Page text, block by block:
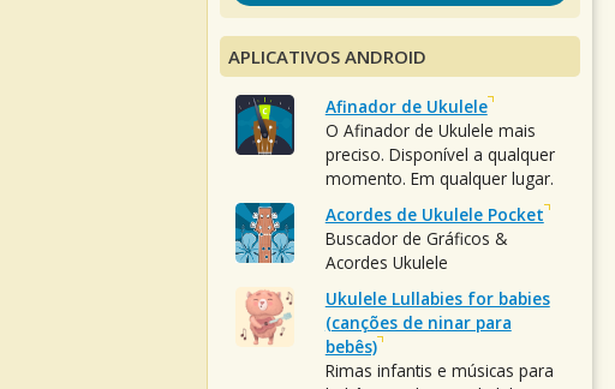
APLICATIVOS ANDROID
Afinador de Ukulele
O Afinador de Ukulele mais
preciso. Disponível a qualquer
momento. Em qualquer lugar.
Acordes de Ukulele Pocket
Buscador de Gráficos &
Acordes Ukulele
Ukulele Lullabies for babies
(canções de ninar para
bebês)
Rimas infantis e músicas para